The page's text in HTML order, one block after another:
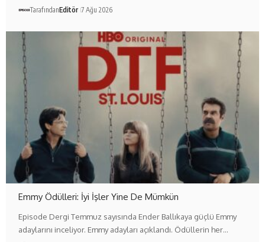
TarafındanEditör 7 Ağu 2026
Emmy Ödülleri: İyi İşler Yine De Mümkün
Episode Dergi Temmuz sayısında Ender Ballıkaya güçlü Emmy
adaylarını inceliyor. Emmy adayları açıklandı. Ödüllerin her…